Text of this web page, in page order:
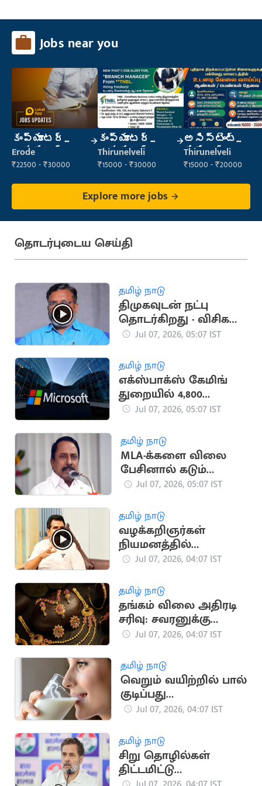
Jobs near you
కంప్యూటర్
ఆపరేటర్
Erode
₹22500 - ₹30000
కంప్యూటర్
ఆపరేటర్
Thirunelveli
₹15000 - ₹30000
అసిస్టెంట్
మేనేజర్
Thirunelveli
₹15000 - ₹20000
Explore more jobs
தொடர்புடைய செய்தி
தமிழ் நாடு
திமுகவுடன் நட்பு
தொடர்கிறது - விசிக
தலைவர்
Jul 07, 2026, 05:07 IST
தமிழ் நாடு
எக்ஸ்பாக்ஸ் கேமிங்
துறையில் 4,800
ஊழியர்களை
மைக்ரோசாப்ட்
Jul 07, 2026, 05:07 IST
தமிழ் நாடு
MLA-க்களை விலை
பேசினால் கடும்
தண்டனை:
செங்கோட்டையன்
எச்சரிக்கை
Jul 07, 2026, 05:07 IST
தமிழ் நாடு
வழக்கறிஞர்கள்
நியமனத்தில்
முறைகேடா? -
நிர்மல்குமார் விளக்கம்
Jul 07, 2026, 04:07 IST
தமிழ் நாடு
தங்கம் விலை அதிரடி
சரிவு: சவரனுக்கு
ரூ.1,280 குறைந்தது
Jul 07, 2026, 04:07 IST
தமிழ் நாடு
வெறும் வயிற்றில் பால்
குடிப்பது
உடல்நலத்திற்கு தீங்கு
Jul 07, 2026, 04:07 IST
தமிழ் நாடு
சிறு தொழில்கள்
திட்டமிட்டு